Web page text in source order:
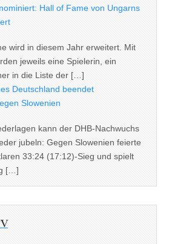
Hall of Fame von Ungarns
wird in diesem Jahr erweitert. Mit
jeweils eine Spielerin, ein
in die Liste der […]
Deutschland beendet
Slowenien
kann der DHB-Nachwuchs
jubeln: Gegen Slowenien feierte
33:24 (17:12)-Sieg und spielt
[…]